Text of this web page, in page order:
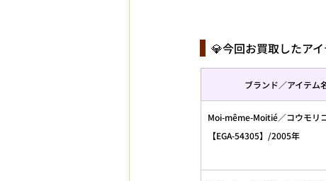
💎今回お買取したア
ブランド／アイテム
Moi-même-Moitié／コウモリ
【EGA-54305】/2005年